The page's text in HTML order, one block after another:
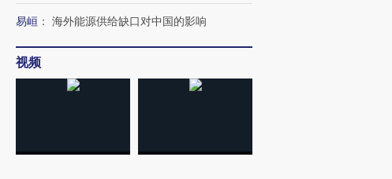
飞行员跨国走私7万
视线｜被称为“蟑螂”的印
育部长拱下台
飞地休达
广】走进第四届链博
让数智科技“链”接产
【特别呈现】寻找100种
CFO：不靠规模取胜，华
易峘 ： 海外能源供给缺口对中国的影响
视频